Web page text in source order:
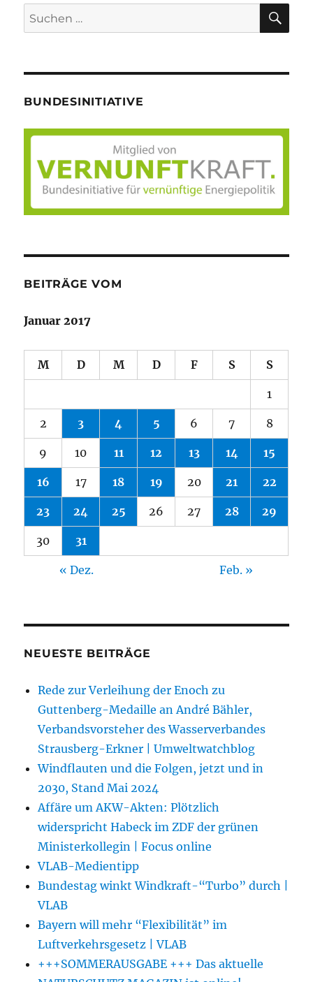
Suche
nach:
BUNDESINITIATIVE
BEITRÄGE VOM
Januar 2017
M D M D F S S
1
2 3 4 5 6 7 8
9 10 11 12 13 14 15
16 17 18 19 20 21 22
23 24 25 26 27 28 29
30 31
« Dez. Feb. »
NEUESTE BEITRÄGE
Rede zur Verleihung der Enoch zu
Guttenberg-Medaille an André Bähler,
Verbandsvorsteher des Wasserverbandes
Strausberg-Erkner | Umweltwatchblog
Windflauten und die Folgen, jetzt und in
2030, Stand Mai 2024
Affäre um AKW-Akten: Plötzlich
widerspricht Habeck im ZDF der grünen
Ministerkollegin | Focus online
VLAB-Medientipp
Bundestag winkt Windkraft-“Turbo” durch |
VLAB
Bayern will mehr “Flexibilität” im
Luftverkehrsgesetz | VLAB
+++SOMMERAUSGABE +++ Das aktuelle